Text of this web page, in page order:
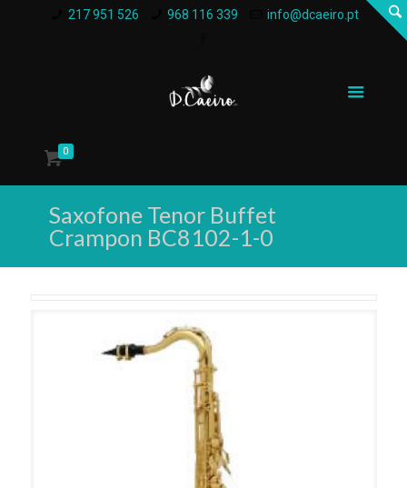
217 951 526 968 116 339 info@dcaeiro.pt
0
Saxofone Tenor Buffet
Crampon BC8102-1-0